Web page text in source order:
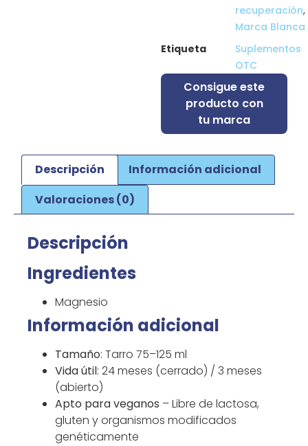
recuperación,
Marca Blanca
Etiqueta
Suplementos
OTC
Consigue este
producto con
tu marca
Descripción
Información adicional
Valoraciones (0)
Descripción
Ingredientes
Magnesio
Información adicional
Tamaño: Tarro 75–125 ml
Vida útil: 24 meses (cerrado) / 3 meses
(abierto)
Apto para veganos – Libre de lactosa,
gluten y organismos modificados
genéticamente